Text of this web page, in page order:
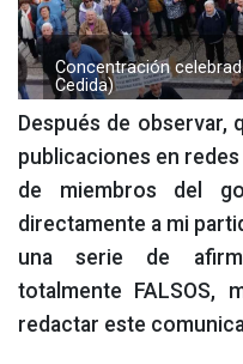
Concentración
Cedida)
Después de observar,
publicaciones en
de miembros del
directamente a mi
una serie de
totalmente FALSOS,
redactar este